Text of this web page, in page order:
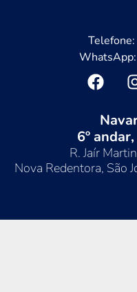
6º
R. Jaír
Nova Redentora, São